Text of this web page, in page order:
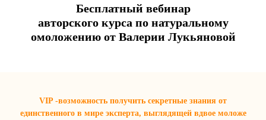
Бесплатный вебинар
авторского курса по натуральному
омоложению от Валерии Лукьяновой
VIP -возможность получить секретные знания от
единственного в мире эксперта, выглядящей вдвое моложе